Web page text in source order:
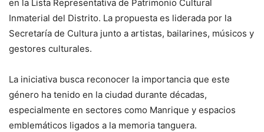
en la Lista Representativa de Patrimonio Cultural
Inmaterial del Distrito. La propuesta es liderada por la
Secretaría de Cultura junto a artistas, bailarines, músicos y
gestores culturales.
La iniciativa busca reconocer la importancia que este
género ha tenido en la ciudad durante décadas,
especialmente en sectores como Manrique y espacios
emblemáticos ligados a la memoria tanguera.